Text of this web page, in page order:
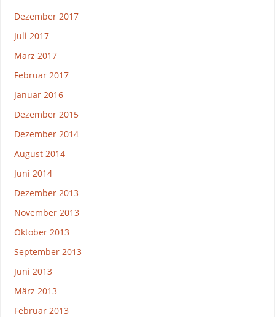
Dezember 2017
Juli 2017
März 2017
Februar 2017
Januar 2016
Dezember 2015
Dezember 2014
August 2014
Juni 2014
Dezember 2013
November 2013
Oktober 2013
September 2013
Juni 2013
März 2013
Februar 2013